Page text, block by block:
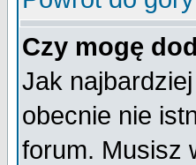
Czy mogę
Jak
obecnie nie
forum. Musisz